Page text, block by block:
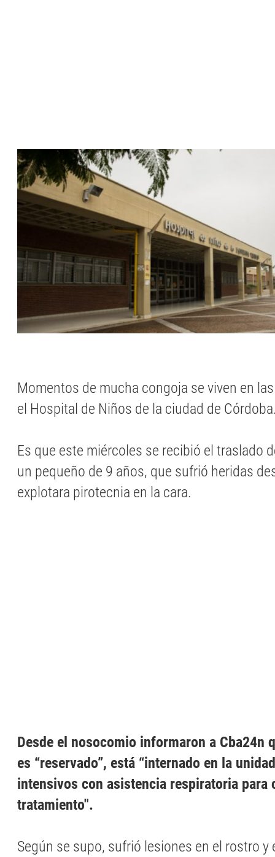
Momentos de mucha congoja se viven en
el Hospital de Niños de la ciudad de
Es que este miércoles se recibió el traslado
un pequeño de 9 años, que sufrió heridas
explotara pirotecnia en la cara.
Desde el nosocomio informaron a Cba24n
es “reservado”, está “internado en la
intensivos con asistencia respiratoria para
tratamiento".
Según se supo, sufrió lesiones en el rostro y